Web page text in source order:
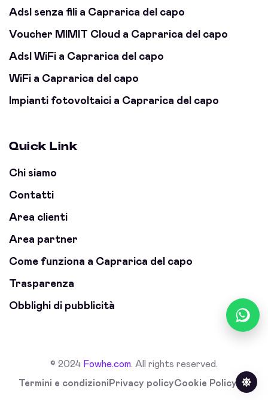
Adsl senza fili a Caprarica del capo
Voucher MIMIT Cloud a Caprarica del capo
Adsl WiFi a Caprarica del capo
WiFi a Caprarica del capo
Impianti fotovoltaici a Caprarica del capo
Quick Link
Chi siamo
Contatti
Area clienti
Area partner
Come funziona a Caprarica del capo
Trasparenza
Obblighi di pubblicità
© 2024 Fowhe.com. All rights reserved.
Termini e condizioni Privacy policyCookie Policy